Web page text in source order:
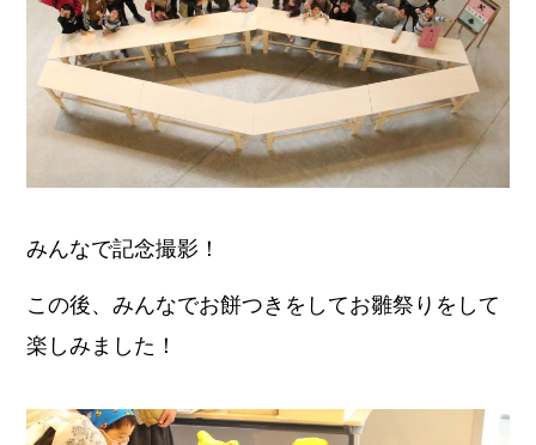
みんなで記念撮影！
この後、みんなでお餅つきをしてお雛祭りをして
楽しみました！